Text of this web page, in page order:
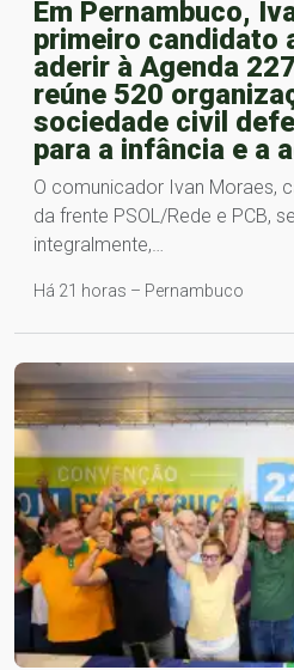
Em Pernambuco,
primeiro candidato
aderir à Agenda
reúne 520
sociedade civil
para a infância e a
O comunicador Ivan Moraes,
da frente PSOL/Rede e PCB,
integralmente,…
Há 21 horas – Pernambuco